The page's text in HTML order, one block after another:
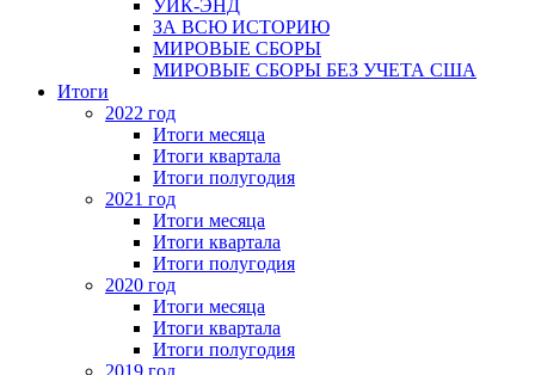
УИК-ЭНД
ЗА ВСЮ ИСТОРИЮ
МИРОВЫЕ СБОРЫ
МИРОВЫЕ СБОРЫ БЕЗ УЧЕТА США
Итоги
2022 год
Итоги месяца
Итоги квартала
Итоги полугодия
2021 год
Итоги месяца
Итоги квартала
Итоги полугодия
2020 год
Итоги месяца
Итоги квартала
Итоги полугодия